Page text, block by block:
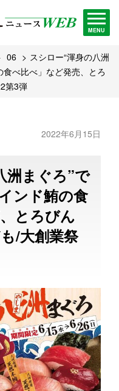
MENU
06
スシロー“渾身の八洲
べ比べ」など発売、とろ
第3弾
2022年6月15日
洲まぐろ”で
ンド鮪の食
とろびん
/大創業祭